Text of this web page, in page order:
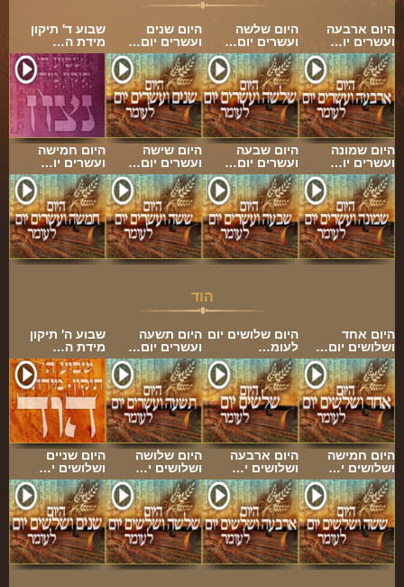
שבוע ד' תיקון
מידת ה…
היום שנים
ועשרים יום…
היום שלשה
ועשרים יום…
היום ארבעה
ועשרים יו…
היום חמישה
ועשרים יו…
היום שישה
ועשרים יום…
היום שבעה
ועשרים יום…
היום שמונה
ועשרים יו…
הוד
שבוע ה' תיקון
מידת ה…
היום תשעה
ועשרים יום…
היום שלושים יום
לעומ…
היום אחד
ושלושים יום…
היום שניים
ושלושים י…
היום שלושה
ושלושים י…
היום ארבעה
ושלושים י…
היום חמישה
ושלושים י…